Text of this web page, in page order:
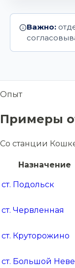
Важно:
Опыт
Примеры
Со станции
Назначение
ст. Подольск
ст. Червленная
ст. Круторожино
ст. Большой